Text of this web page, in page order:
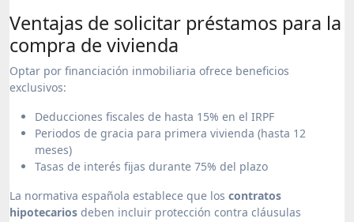
Ventajas de solicitar préstamos para la
compra de vivienda
Optar por financiación inmobiliaria ofrece beneficios
exclusivos:
Deducciones fiscales de hasta 15% en el IRPF
Periodos de gracia para primera vivienda (hasta 12
meses)
Tasas de interés fijas durante 75% del plazo
La normativa española establece que los contratos
hipotecarios deben incluir protección contra cláusulas